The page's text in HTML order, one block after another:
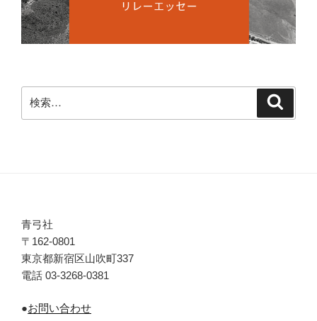
検
索:
青弓社
〒162-0801
東京都新宿区山吹町337
電話 03-3268-0381
●お問い合わせ